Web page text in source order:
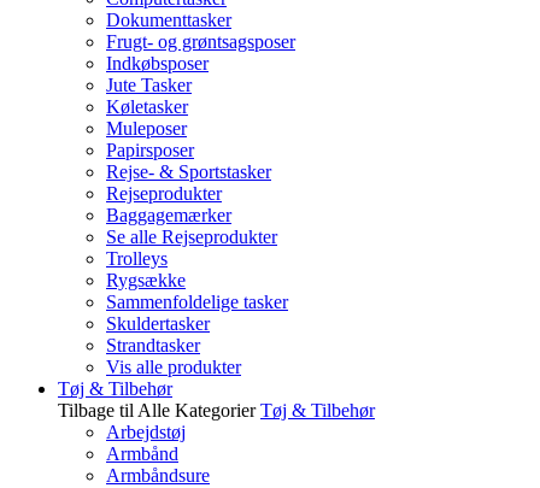
Dokumenttasker
Frugt- og grøntsagsposer
Indkøbsposer
Jute Tasker
Køletasker
Muleposer
Papirsposer
Rejse- & Sportstasker
Rejseprodukter
Baggagemærker
Se alle Rejseprodukter
Trolleys
Rygsække
Sammenfoldelige tasker
Skuldertasker
Strandtasker
Vis alle produkter
Tøj & Tilbehør
Tilbage til Alle Kategorier Tøj & Tilbehør
Arbejdstøj
Armbånd
Armbåndsure